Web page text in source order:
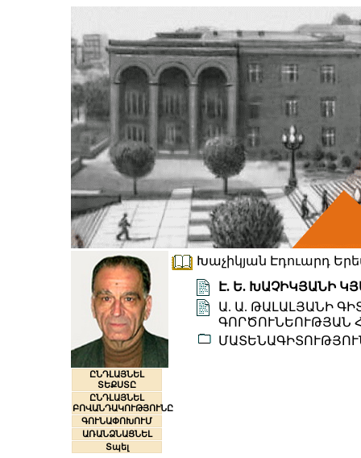
ԸՆԴԼԱՅՆԵԼ
ՏԵՔՍՏԸ
ԸՆԴԼԱՅՆԵԼ
ԲՈՎԱՆԴԱԿՈՒԹՅՈՒՆԸ
ԳՈՒՆԱՓՈԽՈՒՄ
ԱՌԱՆՁՆԱՑՆԵԼ
Տպել
Խաչիկյան Էդուարդ
Է. Ե. ԽԱՉԻԿՅԱՆԻ
Ա. Ա. ԹԱԼԱԼՅԱՆԻ
ԳՈՐԾՈՒՆԵՈՒԹՅԱՆ